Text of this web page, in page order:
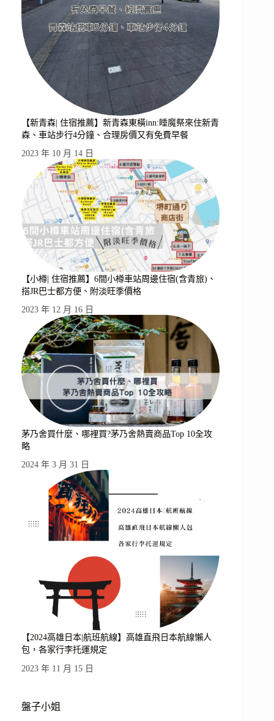
【新青森| 住宿推薦】新青森東橫inn:睡魔祭來住新青
森、車站步行4分鐘、合理房價又有免費早餐
2023 年 10 月 14 日
【小樽| 住宿推薦】6間小樽車站周邊住宿(含青旅)、
搭JR巴士都方便、附淡旺季價格
2023 年 12 月 16 日
茅乃舍買什麼、哪裡買?茅乃舍熱賣商品Top 10全攻
略
2024 年 3 月 31 日
【2024高雄日本|航班航線】高雄直飛日本航線懶人
包，各家行李托運規定
2023 年 11 月 15 日
盤子小姐